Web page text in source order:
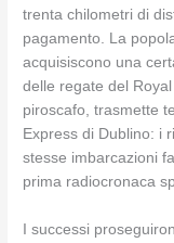
trenta chilometri di
pagamento. La
acquisiscono una
delle regate del
piroscafo, trasmette
Express di Dublino: i
stesse imbarcazioni
prima radiocronaca
I successi